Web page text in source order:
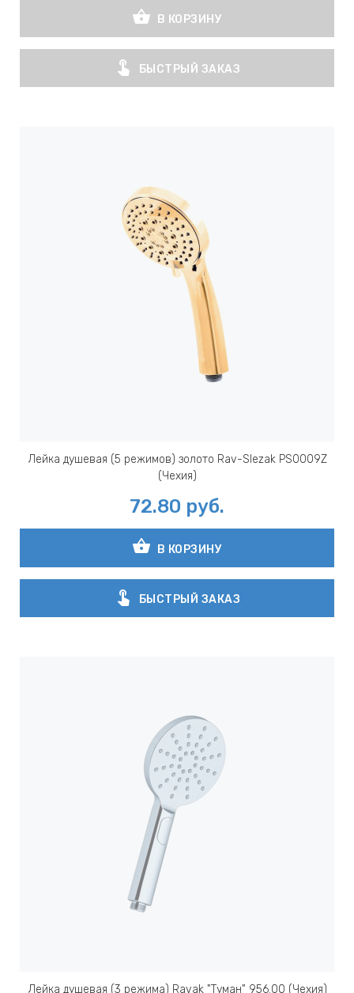
shopping_basket В КОРЗИНУ
touch_app БЫСТРЫЙ ЗАКАЗ
Лейка душевая (5 режимов) золото Rav-Slezak PS0009Z
(Чехия)
72.80 руб.
shopping_basket В КОРЗИНУ
touch_app БЫСТРЫЙ ЗАКАЗ
Лейка душевая (3 режима) Ravak "Туман" 956.00 (Чехия)